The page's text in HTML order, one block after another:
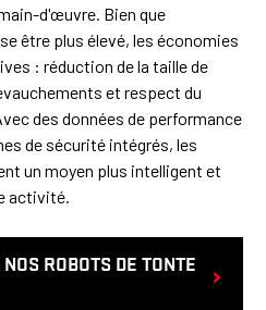
d'œuvre. Bien que
être plus élevé, les économies
: réduction de la taille de
et respect du
des données de performance
de sécurité intégrés, les
un moyen plus intelligent et
activité.
ROBOTS DE TONTE